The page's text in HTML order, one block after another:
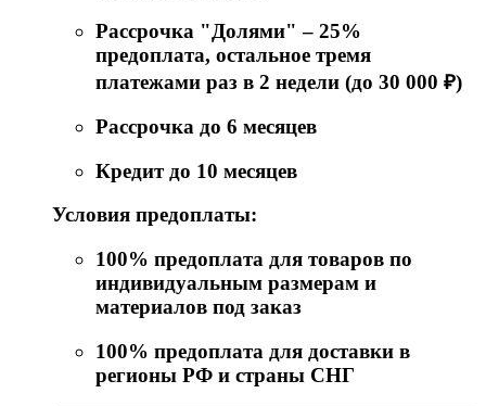
Рассрочка "Долями" – 25%
предоплата, остальное тремя
платежами раз в 2 недели (до 30 000 ₽)
Рассрочка до 6 месяцев
Кредит до 10 месяцев
Условия предоплаты:
100% предоплата для товаров по
индивидуальным размерам и
материалов под заказ
100% предоплата для доставки в
регионы РФ и страны СНГ